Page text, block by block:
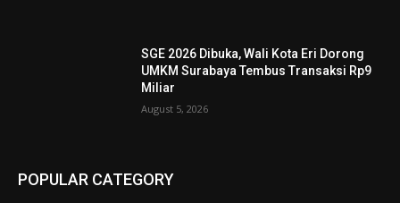
SGE 2026 Dibuka, Wali Kota Eri Dorong
UMKM Surabaya Tembus Transaksi Rp9
Miliar
August 5, 2026
POPULAR CATEGORY